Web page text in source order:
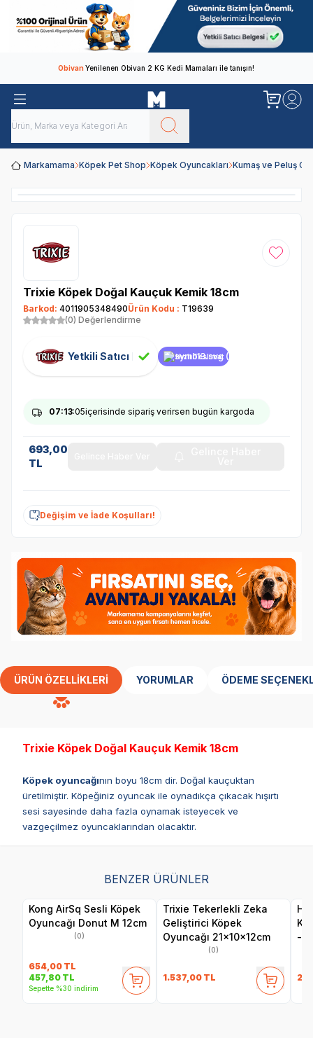
ObivanYenilenen Obivan 2 KG Kedi Mamaları ile tanışın!
Markamama Köpek Pet Shop Köpek Oyuncakları Kumaş ve Peluş
Favoriye
Trixie Köpek Doğal Kauçuk Kemik 18cm
Barkod: 4011905348490Ürün Kodu : T19639
(0) Değerlendirme
Yetkili Satıcı Hızlı Teslimat
07:13:05içerisinde sipariş verirsen bugün kargoda
693,00
TL
Değişim ve İade Koşulları!
ÜRÜN ÖZELLIKLERI YORUMLAR ÖDEME
Trixie Köpek Doğal Kauçuk Kemik 18cm
Köpek oyuncağının boyu 18cm dir. Doğal kauçuktan
üretilmiştir. Köpeğiniz oyuncak ile oynadıkça çıkacak hışırtı
sesi sayesinde daha fazla oynamak isteyecek ve
vazgeçilmez oyuncaklarından olacaktır.
BENZER ÜRÜNLER
Kong AirSq Sesli Köpek
Oyuncağı Donut M 12cm
(0)
654,00 TL
457,80 TL
Sepette %30 indirim
Trixie Tekerlekli Zeka
Geliştirici Köpek
Oyuncağı 21x10x12cm
(0)
1.537,00 TL
-